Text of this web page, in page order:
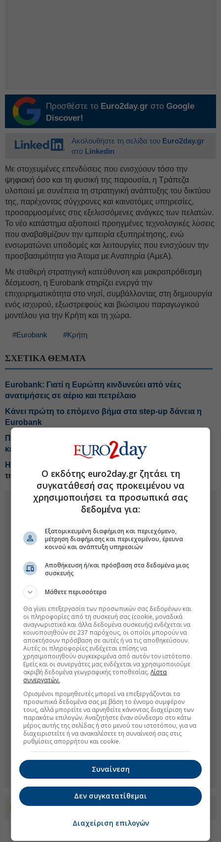
Προσθέστε το Euro2day.gr στο Google
Discover!
Ακολουθήστε τη σελίδα του Euro2day.gr
στο Linkedin
Με στοχευμένες επενδύσεις που ενισχύουν τόσο την
ψηφιακή όσο και τη φυσική της παρουσία, η Τράπεζα
υλοποιεί με συνέπεια τη στρατηγική ανάπτυξης του δικτύου
της, παρέχοντας σύγχρονες και καινοτόμες υπηρεσίες,
προσαρμοσμένες στις εξελισσόμενες ανάγκες των πελατών.
Το νέο κατάστημα αξιοποιεί προηγμένες τεχνολογικές λύσεις
που αναβαθμίζουν την εμπειρία εξυπηρέτησης, ενώ
ενσωματώνει υποδομές και λειτουργίες που ενισχύουν την
προσβασιμότητα για Άτομα με Αναπηρία (ΑμεΑ).
Με σταθερή στρατηγική κατεύθυνση και μακροπρόθεσμη
δέσμευση, η Eurobank στηρίζει ενεργά την
επιχειρηματικότητα στο νησί, συμβάλλοντας στη δημιουργία
ενός ισχυρού, εξωστρεφούς και βιώσιμου παραγωγικού
μοντέλου για την Κρήτη και τη χώρα.
#Eurobank #Κρήτη
ΣΧΕΤΙΚΑ ΘΕΜΑΤΑ
Eurobank: Γιατί η Ευρώπη κινδυνεύει από νέες
ανατιμήσεις σε αέριο και πετρέλαιο
Κάνει πρώτη το επόμενο βήμα στα step-up δάνεια η
Eurobank
Πιερρακάκης: Η νησιωτικότητα τεράστιο αναπτυξιακό
κεφάλαιο για τη χώρα
H έκπληξη από την Helleniq Energy-Τα telecom σχέδια
της ΔΕΗ-Tips για Coca Cola, Alter Ego, ΑΔΜΗΕ, ΙΝΤΕΚ
Προσθέστε το euro2day.gr στο Discover
Ο εκδότης euro2day.gr ζητάει τη
συγκατάθεσή σας προκειμένου να
χρησιμοποιήσει τα προσωπικά σας
δεδομένα για:
Εξατομικευμένη διαφήμιση και περιεχόμενο,
μέτρηση διαφήμισης και περιεχομένου, έρευνα
κοινού και ανάπτυξη υπηρεσιών
Αποθήκευση ή/και πρόσβαση στα δεδομένα μιας
συσκευής
Μάθετε περισσότερα
Θα γίνει επεξεργασία των προσωπικών σας δεδομένων και
οι πληροφορίες από τη συσκευή σας (cookie, μοναδικά
αναγνωριστικά και άλλα δεδομένα συσκευής) ενδέχεται να
κοινοποιηθούν σε 237 παρόχους, οι οποίοι μπορούν να
αποκτήσουν πρόσβαση σε αυτές ή να τις αποθηκεύσουν.
Αυτές οι πληροφορίες ενδέχεται επίσης να
χρησιμοποιηθούν συγκεκριμένα από αυτόν τον ιστότοπο.
Εμείς και οι συνεργάτες μας ενδέχεται να χρησιμοποιούμε
ακριβή δεδομένα γεωγραφικής τοποθεσίας.Λίστα
συνεργατών.
Ορισμένοι προμηθευτές μπορεί να επεξεργάζονται τα
προσωπικά δεδομένα σας με βάση το έννομο συμφέρον
τους, αλλά μπορείτε να αρνηθείτε κάνοντας διαχείριση των
παρακάτω επιλογών. Αναζητήστε έναν σύνδεσμο στο κάτω
μέρος αυτής της σελίδας ή στο μενού του ιστοτόπου, για να
διαχειριστείτε ή να ανακαλέσετε τη συναίνεσή σας στις
ρυθμίσεις απορρήτου και cookie.
Συναίνεση
Δεν συγκατατίθεμαι
Διαχείριση επιλογών